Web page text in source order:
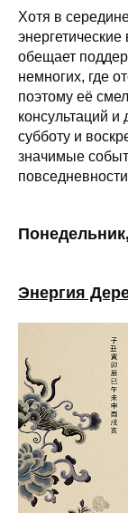
Хотя в
обещает
немногих, где
поэтому её
консультаций и
субботу и
значимые
Энергия